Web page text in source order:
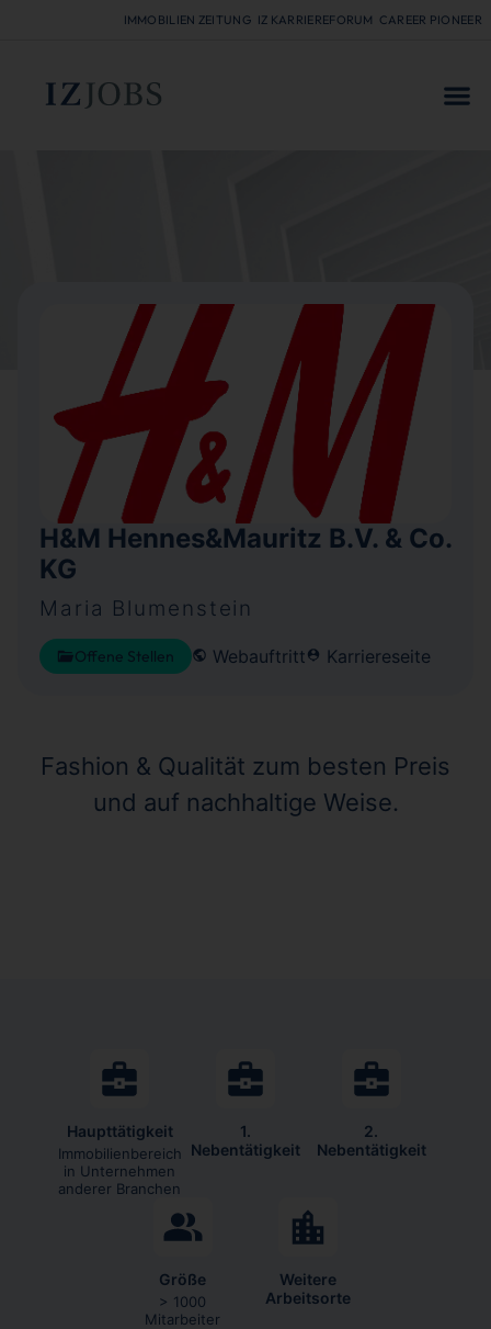
IMMOBILIEN ZEITUNG IZ KARRIEREFORUM CAREER PIONEER
H&M Hennes&Mauritz B.V. & Co.
KG
Maria Blumenstein
Offene Stellen Webauftritt Karriereseite
Fashion & Qualität zum besten Preis
und auf nachhaltige Weise.
Haupttätigkeit
Immobilienbereich
in Unternehmen
anderer Branchen
1.
Nebentätigkeit
2.
Nebentätigkeit
Größe
> 1000
Mitarbeiter
Weitere
Arbeitsorte